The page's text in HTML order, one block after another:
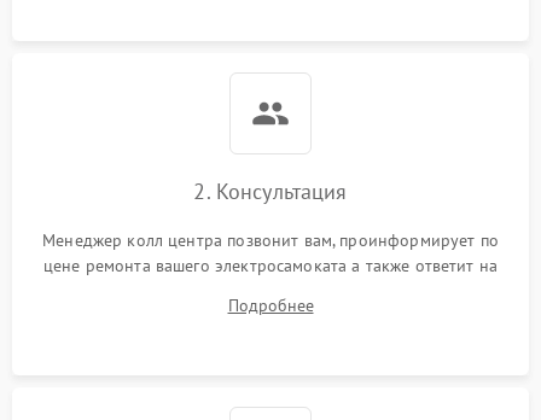
2. Консультация
Менеджер колл центра позвонит вам, проинформирует по
цене ремонта вашего электросамоката а также ответит на
Подробнее